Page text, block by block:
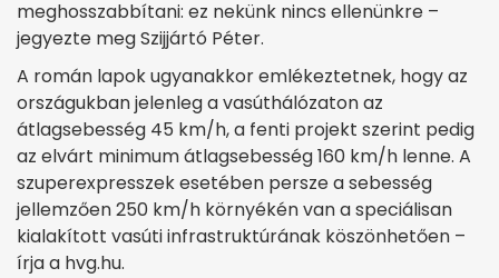
meghosszabbítani: ez nekünk nincs ellenünkre –
jegyezte meg Szijjártó Péter.
A román lapok ugyanakkor emlékeztetnek, hogy az
országukban jelenleg a vasúthálózaton az
átlagsebesség 45 km/h, a fenti projekt szerint pedig
az elvárt minimum átlagsebesség 160 km/h lenne. A
szuperexpresszek esetében persze a sebesség
jellemzően 250 km/h környékén van a speciálisan
kialakított vasúti infrastruktúrának köszönhetően –
írja a hvg.hu.